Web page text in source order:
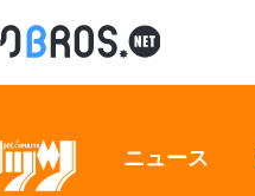
ニュース